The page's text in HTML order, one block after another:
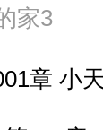
马可波
三人成行
第004章
说明与
家3
章 小